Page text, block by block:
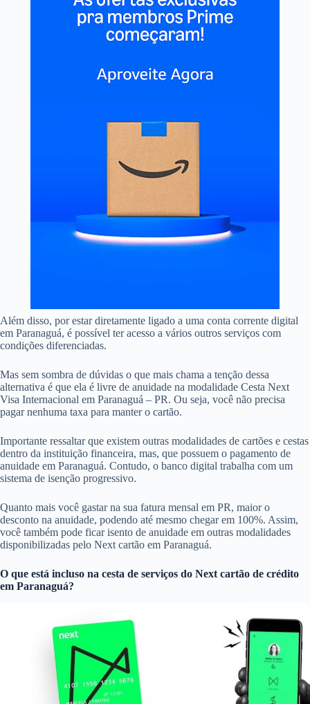
Além disso, por estar diretamente ligado a uma conta corrente digital
em Paranaguá, é possível ter acesso a vários outros serviços com
condições diferenciadas.
Mas sem sombra de dúvidas o que mais chama a tenção dessa
alternativa é que ela é livre de anuidade na modalidade Cesta Next
Visa Internacional em Paranaguá – PR. Ou seja, você não precisa
pagar nenhuma taxa para manter o cartão.
Importante ressaltar que existem outras modalidades de cartões e cestas
dentro da instituição financeira, mas, que possuem o pagamento de
anuidade em Paranaguá. Contudo, o banco digital trabalha com um
sistema de isenção progressivo.
Quanto mais você gastar na sua fatura mensal em PR, maior o
desconto na anuidade, podendo até mesmo chegar em 100%. Assim,
você também pode ficar isento de anuidade em outras modalidades
disponibilizadas pelo Next cartão em Paranaguá.
O que está incluso na cesta de serviços do Next cartão de crédito
em Paranaguá?